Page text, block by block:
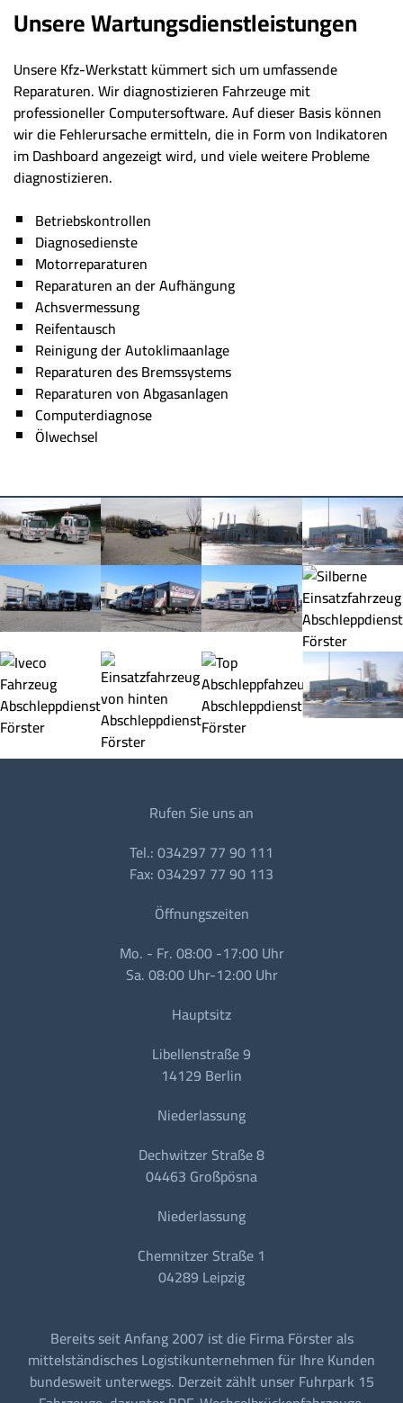
Unsere Wartungsdienstleistungen
Unsere Kfz-Werkstatt kümmert sich um umfassende
Reparaturen. Wir diagnostizieren Fahrzeuge mit
professioneller Computersoftware. Auf dieser Basis können
wir die Fehlerursache ermitteln, die in Form von Indikatoren
im Dashboard angezeigt wird, und viele weitere Probleme
diagnostizieren.
Betriebskontrollen
Diagnosedienste
Motorreparaturen
Reparaturen an der Aufhängung
Achsvermessung
Reifentausch
Reinigung der Autoklimaanlage
Reparaturen des Bremssystems
Reparaturen von Abgasanlagen
Computerdiagnose
Ölwechsel
Rufen Sie uns an
Tel.: 034297 77 90 111
Fax: 034297 77 90 113
Öffnungszeiten
Mo. - Fr. 08:00 -17:00 Uhr
Sa. 08:00 Uhr-12:00 Uhr
Hauptsitz
Libellenstraße 9
14129 Berlin
Niederlassung
Dechwitzer Straße 8
04463 Großpösna
Niederlassung
Chemnitzer Straße 1
04289 Leipzig
Bereits seit Anfang 2007 ist die Firma Förster als
mittelständisches Logistikunternehmen für Ihre Kunden
bundesweit unterwegs. Derzeit zählt unser Fuhrpark 15